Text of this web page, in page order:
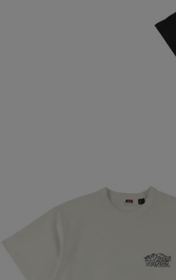
キャップ･ハット･ニット